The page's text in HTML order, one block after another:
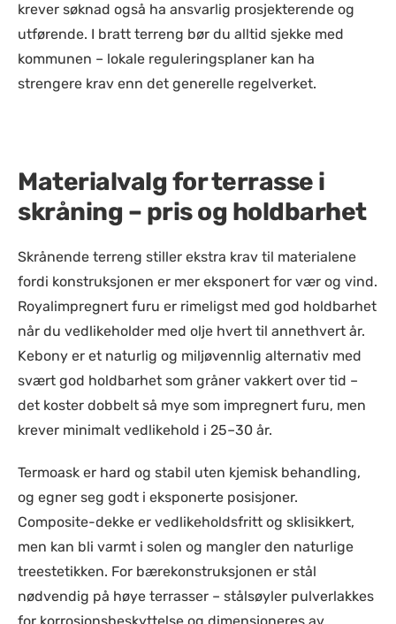
krever søknad også ha ansvarlig prosjekterende og
utførende. I bratt terreng bør du alltid sjekke med
kommunen – lokale reguleringsplaner kan ha
strengere krav enn det generelle regelverket.
Materialvalg for terrasse i
skråning – pris og holdbarhet
Skrånende terreng stiller ekstra krav til materialene
fordi konstruksjonen er mer eksponert for vær og vind.
Royalimpregnert furu er rimeligst med god holdbarhet
når du vedlikeholder med olje hvert til annethvert år.
Kebony er et naturlig og miljøvennlig alternativ med
svært god holdbarhet som gråner vakkert over tid –
det koster dobbelt så mye som impregnert furu, men
krever minimalt vedlikehold i 25–30 år.
Termoask er hard og stabil uten kjemisk behandling,
og egner seg godt i eksponerte posisjoner.
Composite-dekke er vedlikeholdsfritt og sklisikkert,
men kan bli varmt i solen og mangler den naturlige
treestetikken. For bærekonstruksjonen er stål
nødvendig på høye terrasser – stålsøyler pulverlakkes